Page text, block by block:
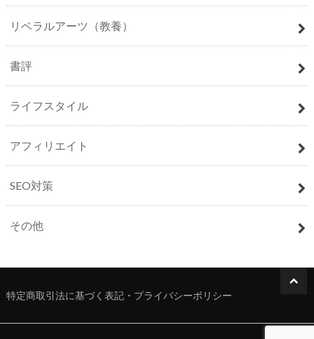
リベラルアーツ（教養）
書評
ライフスタイル
アフィリエイト
SEO対策
その他
特定商取引法に基づく表記・プライバシーポリシー